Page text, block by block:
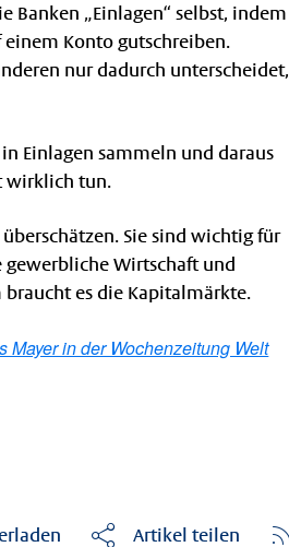
Banken „Einlagen“ selbst, indem
einem Konto gutschreiben.
nur dadurch unterscheidet,
Einlagen sammeln und daraus
wirklich tun.
Sie sind wichtig für
Wirtschaft und
es die Kapitalmärkte.
Mayer in der Wochenzeitung Welt
Artikel teilen